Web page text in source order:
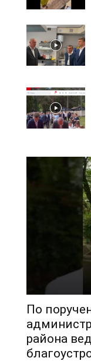
По
района